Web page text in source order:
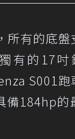
所有的底
有的17
S001跑
184hp